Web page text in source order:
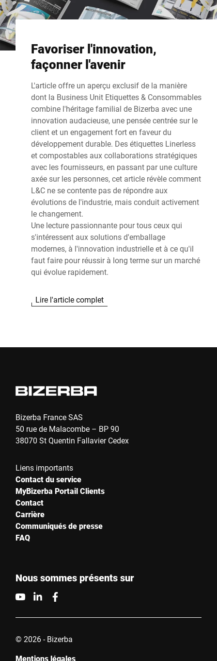
Favoriser l'innovation,
façonner l'avenir
L'article offre un aperçu exclusif de la manière
dont la Business Unit Etiquettes & Consommables
combine l'héritage familial de Bizerba avec une
innovation audacieuse, une pensée centrée sur le
client et un engagement fort en faveur du
développement durable. Des étiquettes Linerless
et compostables aux collaborations stratégiques
avec les fournisseurs, en passant par une culture
axée sur les personnes, cet article révèle comment
L&C ne se contente pas de répondre aux
évolutions de l'industrie, mais conduit activement
le changement.
Une lecture passionnante pour tous ceux qui
s'intéressent aux solutions d'emballage
modernes, à l'innovation industrielle et à ce qu'il
faut faire pour réussir à long terme sur un marché
qui évolue rapidement.
Lire l'article complet
Bizerba France SAS
50 rue de Malacombe – BP 90
38070 St Quentin Fallavier Cedex
Liens importants
Contact du service
MyBizerba Portail Clients
Contact
Carrière
Communiqués de presse
FAQ
Nous sommes présents sur
© 2026 - Bizerba
Mentions légales